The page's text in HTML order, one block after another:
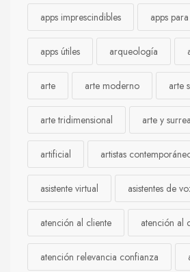
apps imprescindibles apps
apps útiles arqueología
arte arte moderno arte
arte tridimensional arte y
artificial artistas
asistente virtual asistentes de
atención al cliente atención al
atención relevancia confianza